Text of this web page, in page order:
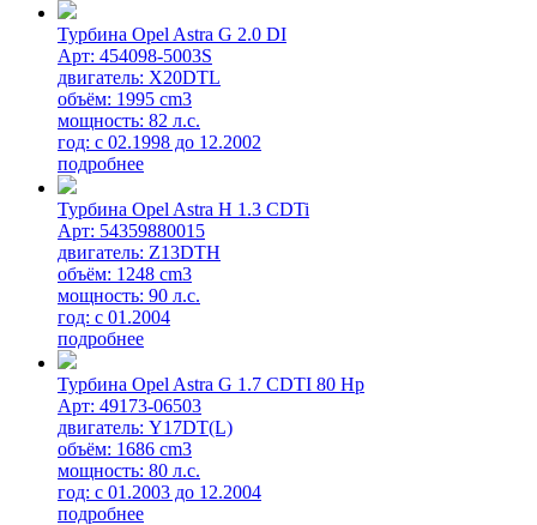
Турбина Opel Astra G 2.0 DI
Арт: 454098-5003S
двигатель: X20DTL
объём: 1995 cm3
мощность: 82 л.с.
год: с 02.1998 до 12.2002
подробнее
Турбина Opel Astra H 1.3 CDTi
Арт: 54359880015
двигатель: Z13DTH
объём: 1248 cm3
мощность: 90 л.с.
год: с 01.2004
подробнее
Турбина Opel Astra G 1.7 CDTI 80 Hp
Арт: 49173-06503
двигатель: Y17DT(L)
объём: 1686 cm3
мощность: 80 л.с.
год: с 01.2003 до 12.2004
подробнее